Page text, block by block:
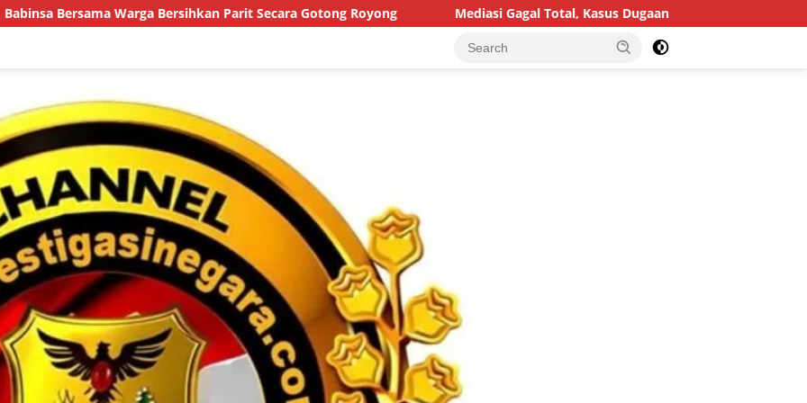
Parit Secara Gotong Royong Mediasi Gagal Total, Kasus Dugaan Penggelapan Honda HR-V Rp130 Juta yang Libatkan